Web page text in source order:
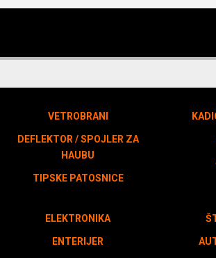
VETROBRANI
DEFLEKTOR / SPOJLER ZA
HAUBU
TIPSKE PATOSNICE
ELEKTRONIKA
ENTERIJER